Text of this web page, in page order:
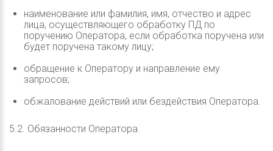
наименование или фамилия, имя, отчество и адрес
лица, осуществляющего обработку ПД по
поручению Оператора, если обработка поручена или
будет поручена такому лицу;
обращение к Оператору и направление ему
запросов;
обжалование действий или бездействия Оператора.
5.2. Обязанности Оператора.